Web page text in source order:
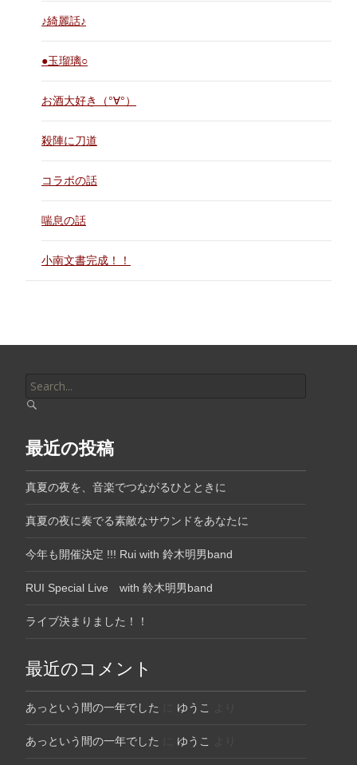
♪綺麗話♪
●玉瑠璃○
お酒大好き（°∀°）
殺陣に刀道
コラボの話
喘息の話
小南文書完成！！
for:
最近の投稿
真夏の夜を、音楽でつながるひとときに
真夏の夜に奏でる素敵なサウンドをあなたに
今年も開催決定 !!! Rui with 鈴木明男band
RUI Special Live with 鈴木明男band
ライブ決まりました！！
最近のコメント
あっという間の一年でした ゆうこ
あっという間の一年でした ゆうこ